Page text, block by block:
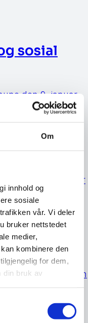
Om
innhold og
sosiale
vår. Vi deler
bruker nettstedet
medier,
kombinere den
for dem,
din bruk av
sosial
den 9. januar
et
Vi har lest
hvor det skulle
visste hvilke
som møtte
på avveier
enn 32
om
på
I dette seminaret
kommune som
alle
digitale